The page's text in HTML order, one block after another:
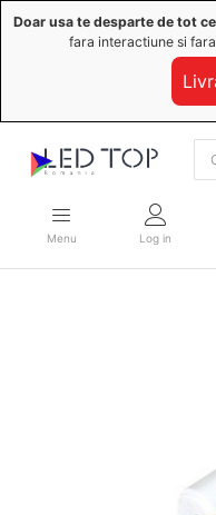
Doar usa te desparte de tot
fara interactiune si
Menu Log in